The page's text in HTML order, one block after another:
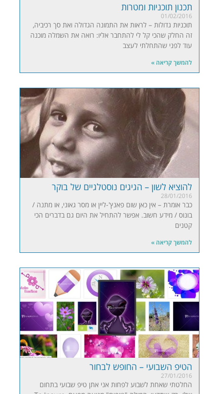
תכנון תוכניות ומטרות
01/02/2016
תוכניות גדולות – לראות את התמונה הגדולה ואת סך רכיביה,
זה החלק שהכי קל לי להתחבר אליו: רואה את השמלה מוכנה
עוד לפני שהתחלתי לעצב
להמשך קריאה »
להוציא לשון – הגיגים נוסטלגיים של בוקר
28/01/2016
כבר אומרת – אין כאן שום פאנץ'-ליין או מסר גאוני, או מתנה /
בונוס / מידע חשוב. אפשר להתחיל את היום גם בדברים הכי
קטנים
להמשך קריאה »
הטיפ השבועי – החופש לבחור
27/01/2016
החלטתי שאחת לשבוע לפחות אני אתן טיפ שבועי בתחום